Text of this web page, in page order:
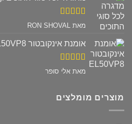
דורג 5מתוך
מאת RON SHOVAL
אומנת אינקובטור EL50VP8
דורג 5מתוך
מאת אלי סופר
מוצרים מומלצים